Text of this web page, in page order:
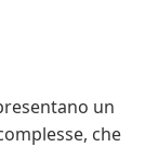
un
che